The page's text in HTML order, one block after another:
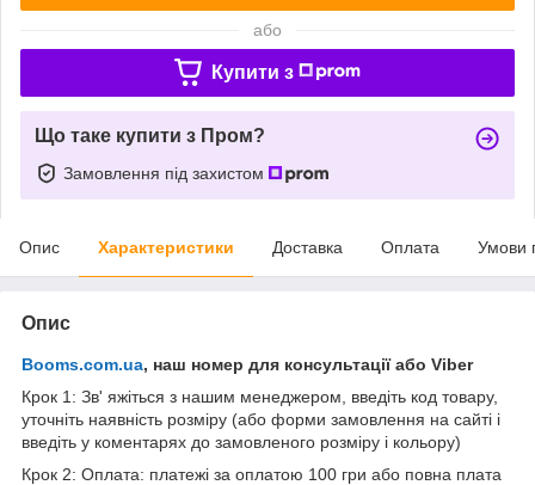
або
Купити з
Що таке купити з Пром?
Замовлення під захистом
Опис Характеристики Доставка Оплата Умови
Опис
Booms.com.ua, наш номер для консультації або Viber
Крок 1: Зв' яжіться з нашим менеджером, введіть код товару,
уточніть наявність розміру (або форми замовлення на сайті і
введіть у коментарях до замовленого розміру і кольору)
Крок 2: Оплата: платежі за оплатою 100 гри або повна плата